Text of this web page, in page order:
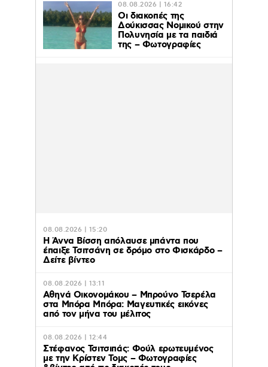
08.08.2026 | 16:42
Οι διακοπές της
Δούκισσας Νομικού στην
Πολυνησία με τα παιδιά
της – Φωτογραφίες
08.08.2026 | 15:20
Η Άννα Βίσση απόλαυσε μπάντα που
έπαιξε Τσιτσάνη σε δρόμο στο Φισκάρδο –
Δείτε βίντεο
08.08.2026 | 13:11
Αθηνά Οικονομάκου – Μπρούνο Τσερέλα
στα Μπόρα Μπόρα: Mαγευτικές εικόνες
από τον μήνα του μέλιτος
08.08.2026 | 12:44
Στέφανος Τσιτσιπάς: Φούλ ερωτευμένος
με την Κρίστεν Τομς – Φωτογραφίες